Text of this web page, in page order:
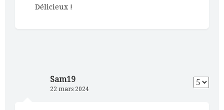
Délicieux !
Sam19
22 mars 2024